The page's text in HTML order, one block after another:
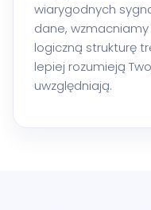
wiarygodnych
dane,
logiczną strukturę
lepiej rozumieją
uwzględniają.